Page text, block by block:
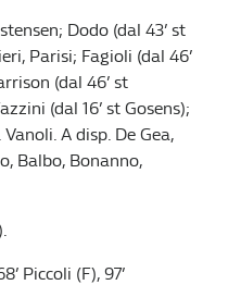
Dodo (dal 43’ st
Parisi; Fagioli (dal 46’
(dal 46’ st
(dal 16’ st Gosens);
Vanoli. A disp. De Gea,
Balbo, Bonanno,
Piccoli (F), 97’